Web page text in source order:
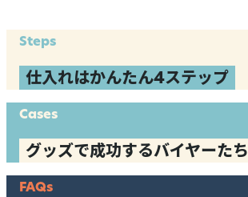
Steps
仕入れはかんたん4ステップ
Cases
グッズで成功するバイヤーたち
FAQs